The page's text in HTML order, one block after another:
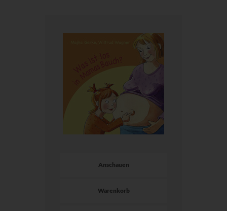
Anschauen
Warenkorb